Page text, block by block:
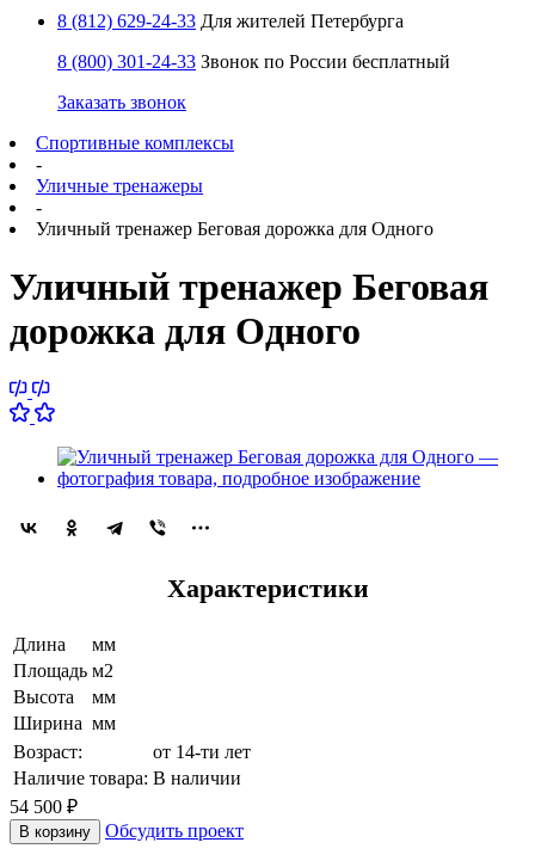
8 (812) 629-24-33 Для жителей Петербурга
8 (800) 301-24-33 Звонок по России бесплатный
Заказать звонок
Спортивные комплексы
-
Уличные тренажеры
-
Уличный тренажер Беговая дорожка для Одного
Уличный тренажер Беговая
дорожка для Одного
Характеристики
Длина
мм
Площадь м2
Высота
мм
Ширина мм
Возраст:
от 14-ти лет
Наличие товара: В наличии
54 500 ₽
В корзину Обсудить проект